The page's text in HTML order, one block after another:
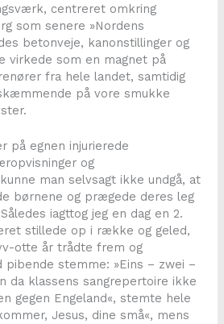
centreret omkring
som senere »Nordens
betonveje, kanonstillinger og
virkede som en magnet på
fra hele landet, samtidig
på vore smukke
på egnen injurierede
og
man selvsagt ikke undgå, at
børnene og prægede deres leg
iagttog jeg en dag en 2.
stillede op i række og geled,
otte år trådte frem og
pibende stemme: »Eins – zwei –
da klassens sangrepertoire ikke
gegen Engeland«, stemte hele
Jesus, dine små«, mens